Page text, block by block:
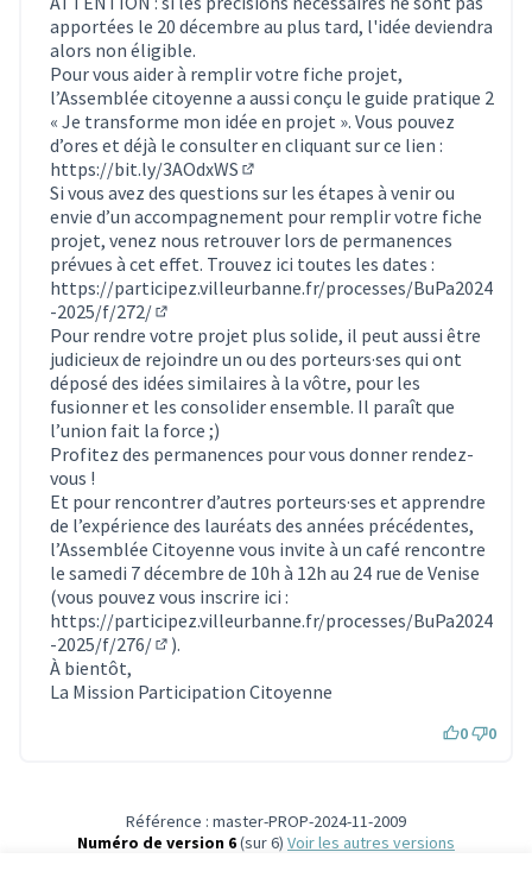
apportées le 20 décembre au plus tard, l'idée deviendra
alors non éligible.
Pour vous aider à remplir votre fiche projet,
l’Assemblée citoyenne a aussi conçu le guide pratique 2
« Je transforme mon idée en projet ». Vous pouvez
d’ores et déjà le consulter en cliquant sur ce lien :
https://bit.ly/3AOdxWS
(Lien externe)
Si vous avez des questions sur les étapes à venir ou
envie d’un accompagnement pour remplir votre fiche
projet, venez nous retrouver lors de permanences
prévues à cet effet. Trouvez ici toutes les dates :
https://participez.villeurbanne.fr/processes/BuPa2024
-2025/f/272/
(S'ouvre dans un nouvel onglet)
Pour rendre votre projet plus solide, il peut aussi être
judicieux de rejoindre un ou des porteurs·ses qui ont
déposé des idées similaires à la vôtre, pour les
fusionner et les consolider ensemble. Il paraît que
l’union fait la force ;)
Profitez des permanences pour vous donner rendez-
vous !
Et pour rencontrer d’autres porteurs·ses et apprendre
de l’expérience des lauréats des années précédentes,
l’Assemblée Citoyenne vous invite à un café rencontre
le samedi 7 décembre de 10h à 12h au 24 rue de Venise
(vous pouvez vous inscrire ici :
https://participez.villeurbanne.fr/processes/BuPa2024
-2025/f/276/
(S'ouvre dans un nouvel onglet)
).
À bientôt,
La Mission Participation Citoyenne
0 0
Référence : master-PROP-2024-11-2009
Numéro de version 6(sur 6)
voir les autres versions